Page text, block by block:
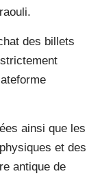
des billets
ainsi que les
et des
antique de